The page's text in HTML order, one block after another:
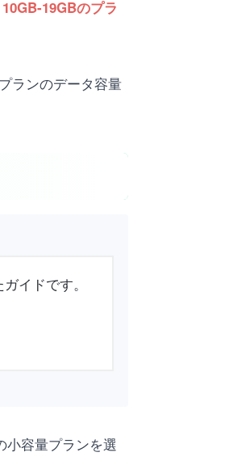
19GBのプラ
ランのデータ容量
イドです。
小容量プランを選